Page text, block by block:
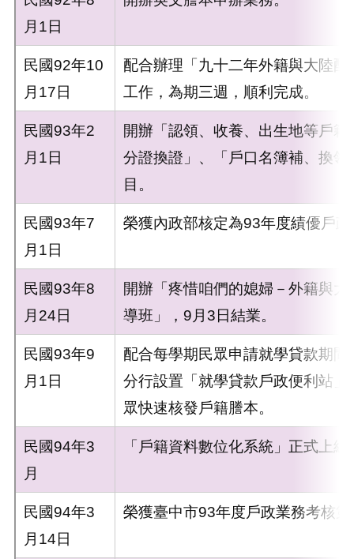
月1日
民國92年10
月17日
配合辦理「九十二年外籍與大陸配
工作，為期三週，順利完成。
民國93年2
月1日
開辦「認領、收養、出生地等戶
分證換證」、「戶口名簿補、換領
目。
民國93年7
月1日
榮獲內政部核定為93年度績優戶
民國93年8
月24日
開辦「疼惜咱們的媳婦－外籍與
導班」，9月3日結業。
民國93年9
月1日
配合每學期民眾申請就學貸款期間
分行設置「就學貸款戶政便利站」
眾快速核發戶籍謄本。
民國94年3
月
「戶籍資料數位化系統」正式上線
民國94年3
月14日
榮獲臺中市93年度戶政業務考核